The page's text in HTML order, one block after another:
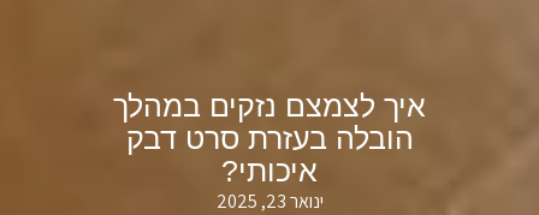
איך לצמצם נזקים במהלך
הובלה בעזרת סרט דבק
איכותי?
ינואר 23, 2025